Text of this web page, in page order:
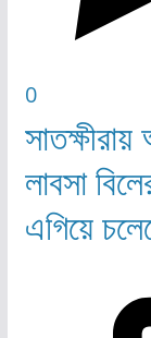
0
লাবসা
এগিয়ে